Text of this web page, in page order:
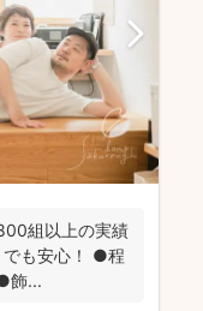
組以上の実績
でも安心！ ●程
飾...